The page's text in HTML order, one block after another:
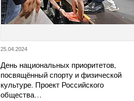
25.04.2024
День национальных приоритетов,
посвящённый спорту и физической
культуре. Проект Российского
общества…